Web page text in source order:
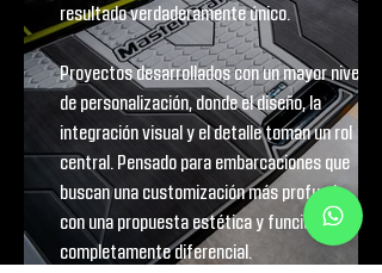
resultado verdaderamente único.
Proyectos desarrollados con un mayor nivel
de personalización, donde el diseño, la
integración visual y el detalle toman un rol
central. Pensado para embarcaciones que
buscan una customización más profunda,
con una propuesta estética y funcional
completamente diferencial.